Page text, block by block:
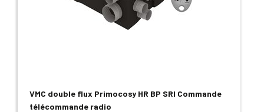
VMC double flux Primocosy HR BP SRI Commande
télécommande radio